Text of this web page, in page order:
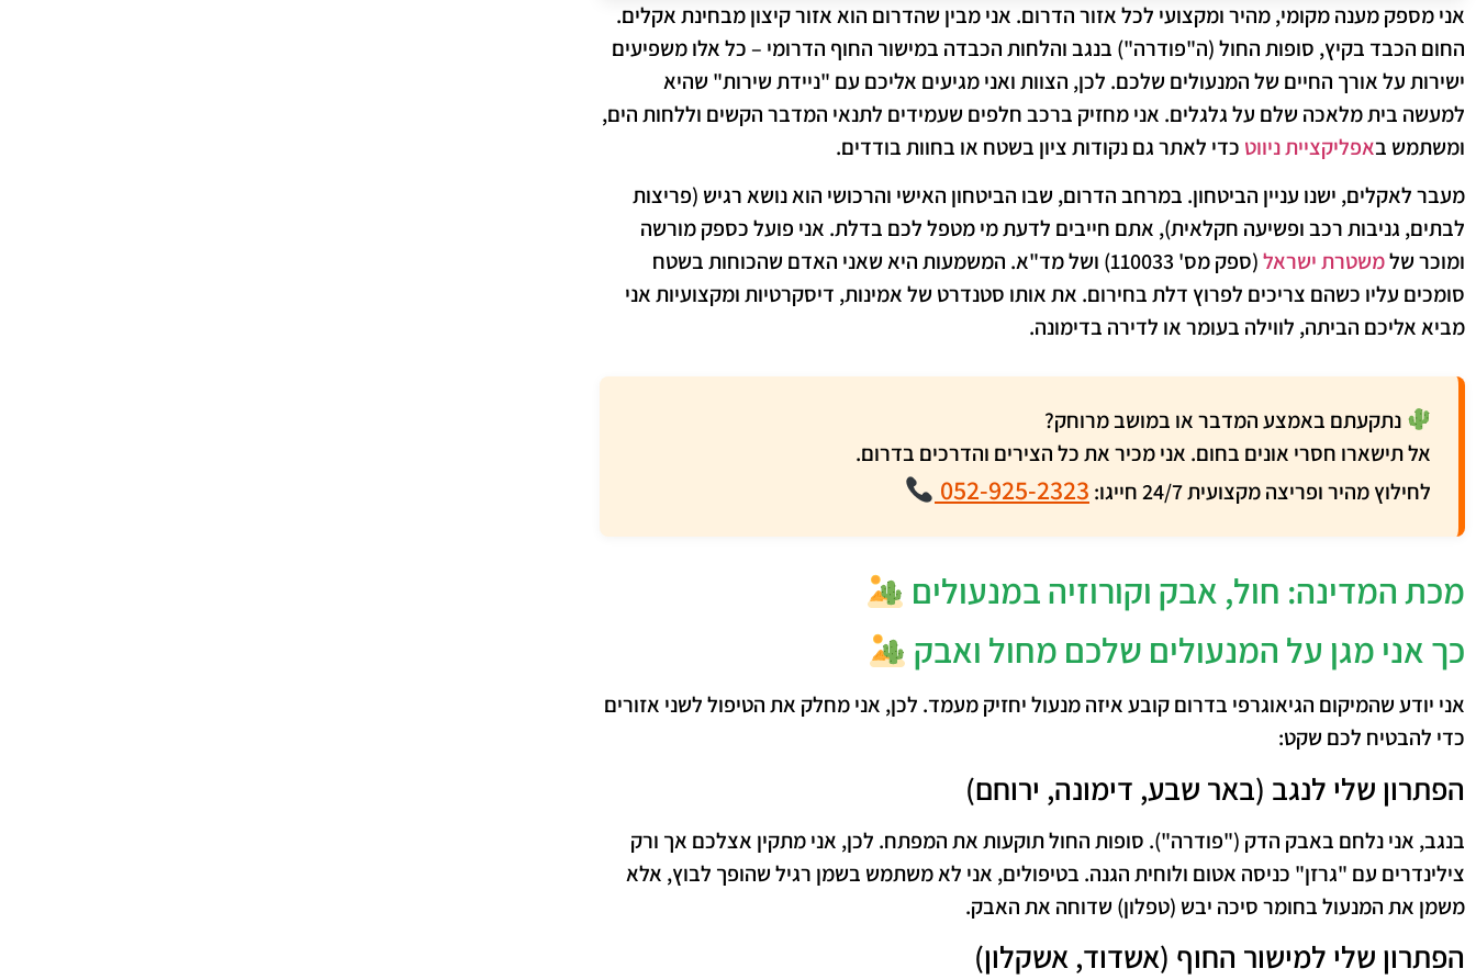
אני מספק מענה מקומי, מהיר ומקצועי לכל אזור הדרום. אני מבין שהדרום הוא אזור קיצון מבחינת אקלים.
החום הכבד בקיץ, סופות החול (ה"פודרה") בנגב והלחות הכבדה במישור החוף הדרומי – כל אלו משפיעים
ישירות על אורך החיים של המנעולים שלכם. לכן, הצוות ואני מגיעים אליכם עם "ניידת שירות" שהיא
למעשה בית מלאכה שלם על גלגלים. אני מחזיק ברכב חלפים שעמידים לתנאי המדבר הקשים וללחות הים,
ומשתמש באפליקציית ניווט כדי לאתר גם נקודות ציון בשטח או בחוות בודדים.
מעבר לאקלים, ישנו עניין הביטחון. במרחב הדרום, שבו הביטחון האישי והרכושי הוא נושא רגיש (פריצות
לבתים, גניבות רכב ופשיעה חקלאית), אתם חייבים לדעת מי מטפל לכם בדלת. אני פועל כספק מורשה
ומוכר שלמשטרת ישראל(ספק מס' 110033) ושל מד"א. המשמעות היא שאני האדם שהכוחות בשטח
סומכים עליו כשהם צריכים לפרוץ דלת בחירום. את אותו סטנדרט של אמינות, דיסקרטיות ומקצועיות אני
מביא אליכם הביתה, לווילה בעומר או לדירה בדימונה.
נתקעתם באמצע המדבר או במושב מרוחק?
אל תישארו חסרי אונים בחום. אני מכיר את כל הצירים והדרכים בדרום.
לחילוץ מהיר ופריצה מקצועית 24/7 חייגו:
052-925-2323
מכת המדינה: חול, אבק וקורוזיה במנעולים
כך אני מגן על המנעולים שלכם מחול ואבק
אני יודע שהמיקום הגיאוגרפי בדרום קובע איזה מנעול יחזיק מעמד. לכן, אני מחלק את הטיפול לשני אזורים
כדי להבטיח לכם שקט:
הפתרון שלי לנגב (באר שבע, דימונה, ירוחם)
בנגב, אני נלחם באבק הדק ("פודרה"). סופות החול תוקעות את המפתח. לכן, אני מתקין אצלכם אך ורק
צילינדרים עם "גרזן" כניסה אטום ולוחית הגנה. בטיפולים, אני לא משתמש בשמן רגיל שהופך לבוץ, אלא
משמן את המנעול בחומר סיכה יבש (טפלון) שדוחה את האבק.
הפתרון שלי למישור החוף (אשדוד, אשקלון)